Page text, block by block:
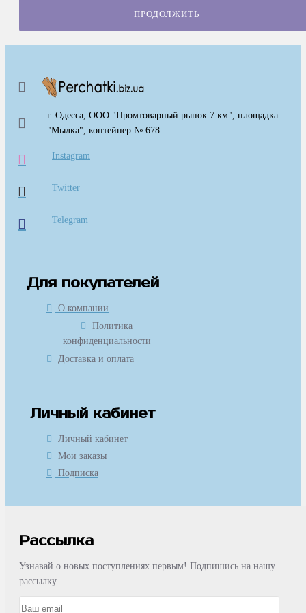
ПРОДОЛЖИТЬ
г. Одесса, ООО "Промтоварный рынок 7 км", площадка
"Мылка", контейнер № 678
Instagram
Twitter
Telegram
Для покупателей
О компании
Политика
конфиденциальности
Доставка и оплата
Личный кабинет
Личный кабинет
Мои заказы
Подписка
Рассылка
Узнавай о новых поступлениях первым! Подпишись на нашу
рассылку.